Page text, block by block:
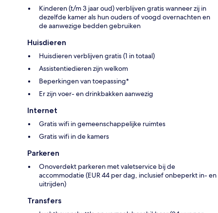
Kinderen (t/m 3 jaar oud) verblijven gratis wanneer zij in
dezelfde kamer als hun ouders of voogd overnachten en
de aanwezige bedden gebruiken
Huisdieren
Huisdieren verblijven gratis (1 in totaal)
Assistentiedieren zijn welkom
Beperkingen van toepassing*
Er zijn voer- en drinkbakken aanwezig
Internet
Gratis wifi in gemeenschappelijke ruimtes
Gratis wifi in de kamers
Parkeren
Onoverdekt parkeren met valetservice bij de
accommodatie (EUR 44 per dag, inclusief onbeperkt in- en
uitrijden)
Transfers